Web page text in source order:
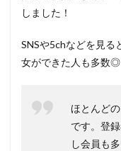
しました！
SNSや5chなどを見る
女ができた人も多数◎
ほとんど
です。登
し会員も多